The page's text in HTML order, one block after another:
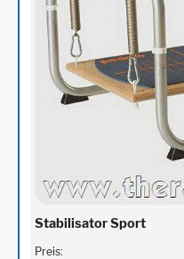
Stabilisator Sport
Preis: